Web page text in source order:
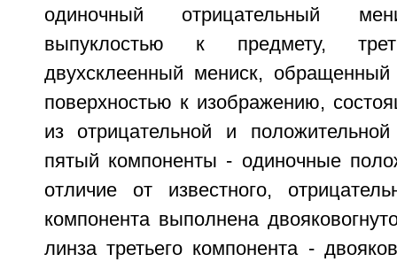
одиночный отрицательный
выпуклостью к предмету,
двухсклеенный мениск,
поверхностью к изображению,
из отрицательной и
пятый компоненты - одиночные
отличие от известного,
компонента выполнена
линза третьего компонента -